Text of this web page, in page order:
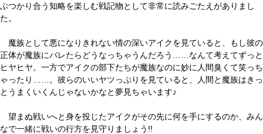
ぶつかり合う知略を楽しむ戦記物として非常に読みごたえがありまし
た。
魔族として悪になりきれない情の深いアイクを見ていると、もし彼の
正体が魔族にバレたらどうなっちゃうんだろう……なんて考えてずっと
ヒヤヒヤ。一方でアイクの部下たちが魔族なのに妙に人間臭くて笑っち
ゃったり……。彼らのいいヤツっぷりを見ていると、人間と魔族はきっ
とうまくいくんじゃないかなと夢見ちゃいます♪
望まぬ戦いへと身を投じたアイクがその先に何を手にするのか、みん
なで一緒に戦いの行方を見守りましょう!!